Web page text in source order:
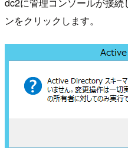
dc2に管理コンソールが接
ンをクリックします。